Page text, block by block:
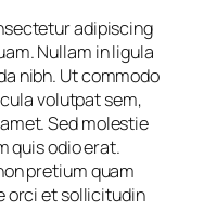
adipiscing
Nullam in ligula
nibh. Ut commodo
volutpat sem,
Sed molestie
quis odio erat.
pretium quam
orci et sollicitudin